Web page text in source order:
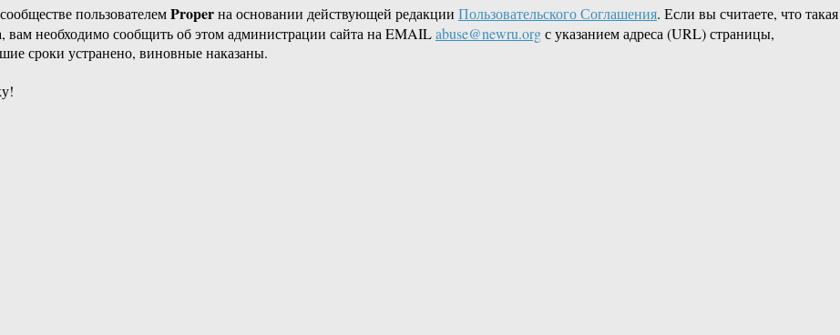
пользователемProperна основании действующей редакции Пользовательского Соглашения. Если вы считаете, что такая
необходимо сообщить об этом администрации сайта на EMAILabuse@newru.orgс указанием адреса (URL) страницы,
сроки устранено, виновные наказаны.